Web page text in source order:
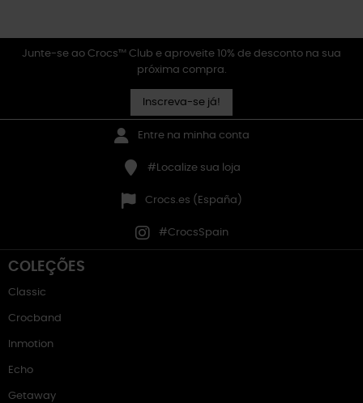
Junte-se ao Crocs™ Club e aproveite 10% de desconto na sua
próxima compra.
Inscreva-se já!
Entre na minha conta
#Localize sua loja
Crocs.es (España)
#CrocsSpain
COLEÇÕES
Classic
Crocband
Inmotion
Echo
Getaway